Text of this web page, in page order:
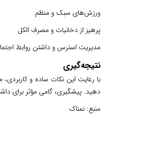
ورزش‌های سبک و منظم
پرهیز از دخانیات و مصرف الکل
مدیریت استرس و داشتن روابط
نتیجه‌گیری
با رعایت این نکات ساده و
دهید. پیشگیری، گامی مؤثر برای
منبع: نمناک